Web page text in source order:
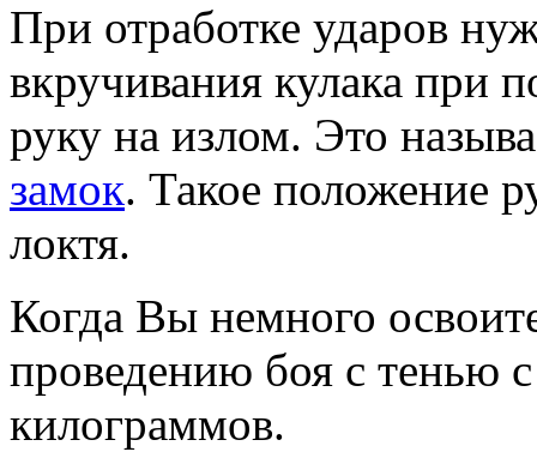
При отработке ударов
вкручивания кулака при
руку на излом. Это
замок. Такое положение
локтя.
Когда Вы немного
проведению боя с тенью
килограммов.